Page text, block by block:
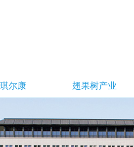
尔康
简介
翅果树产业
翅果树简介